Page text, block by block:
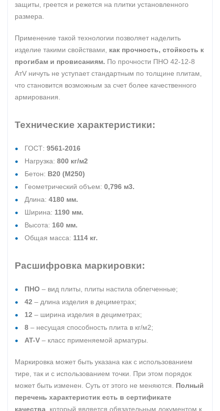
защиты, греется и режется на плитки установленного
размера.
Применение такой технологии позволяет наделить
изделие такими свойствами, как прочность, стойкость к
прогибам и провисаниям. По прочности ПНО 42-12-8
АтV ничуть не уступает стандартным по толщине плитам,
что становится возможным за счет более качественного
армирования.
Технические характеристики:
ГОСТ: 9561-2016
Нагрузка: 800 кг/м2
Бетон: В20 (М250)
Геометрический объем: 0,796 м3.
Длина: 4180 мм.
Ширина: 1190 мм.
Высота: 160 мм.
Общая масса: 1114 кг.
Расшифровка маркировки:
ПНО – вид плиты, плиты настила облегченные;
42 – длина изделия в дециметрах;
12 – ширина изделия в дециметрах;
8 – несущая способность плита в кг/м2;
AT-V – класс применяемой арматуры.
Маркировка может быть указана как с использованием
тире, так и с использованием точки. При этом порядок
может быть изменен. Суть от этого не меняются. Полный
перечень характеристик есть в сертификате
качества , который является обязательным документом к